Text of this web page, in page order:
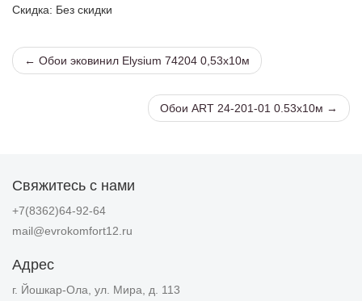
Скидка: Без скидки
← Обои эковинил Elysium 74204 0,53х10м
Обои ART 24-201-01 0.53х10м →
Свяжитесь с нами
+7(8362)64-92-64
mail@evrokomfort12.ru
Адрес
г. Йошкар-Ола, ул. Мира, д. 113